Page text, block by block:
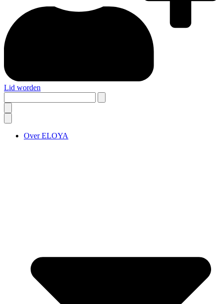
Lid worden
this
site
Over ELOYA